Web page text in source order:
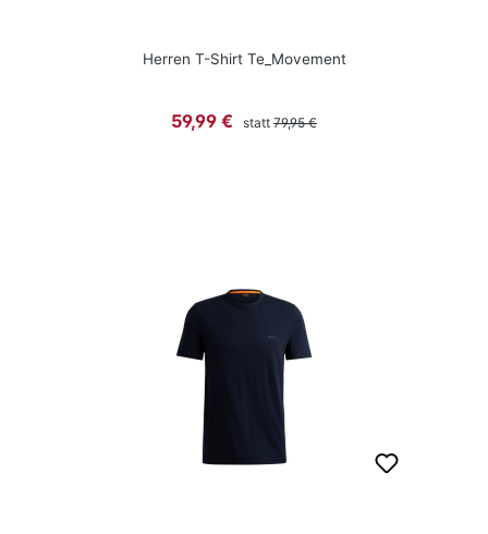
Herren T-Shirt Te_Movement
Verkaufspreis:
59,99 € statt Regulärer Preis:
79,95 €